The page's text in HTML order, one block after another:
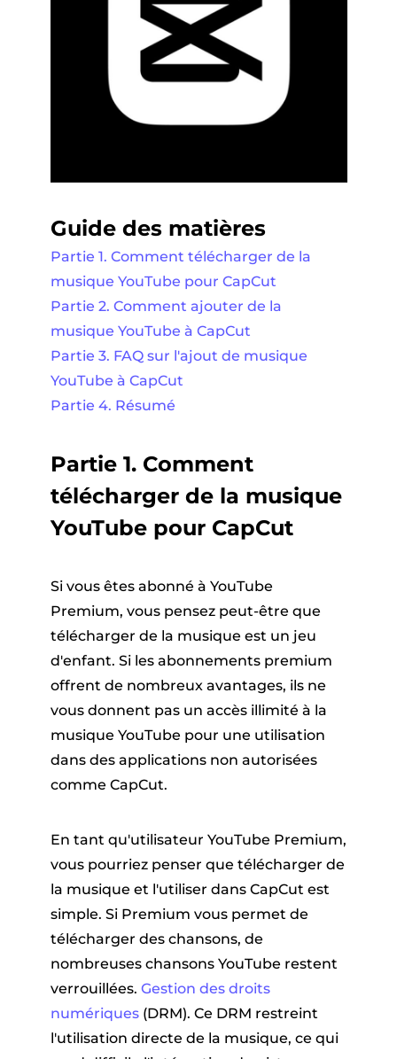
Guide des matières
Partie 1. Comment télécharger de la
musique YouTube pour CapCut
Partie 2. Comment ajouter de la
musique YouTube à CapCut
Partie 3. FAQ sur l'ajout de musique
YouTube à CapCut
Partie 4. Résumé
Partie 1. Comment
télécharger de la musique
YouTube pour CapCut
Si vous êtes abonné à YouTube
Premium, vous pensez peut-être que
télécharger de la musique est un jeu
d'enfant. Si les abonnements premium
offrent de nombreux avantages, ils ne
vous donnent pas un accès illimité à la
musique YouTube pour une utilisation
dans des applications non autorisées
comme CapCut.
En tant qu'utilisateur YouTube Premium,
vous pourriez penser que télécharger de
la musique et l'utiliser dans CapCut est
simple. Si Premium vous permet de
télécharger des chansons, de
nombreuses chansons YouTube restent
verrouillées. Gestion des droits
numériques(DRM). Ce DRM restreint
l'utilisation directe de la musique, ce qui